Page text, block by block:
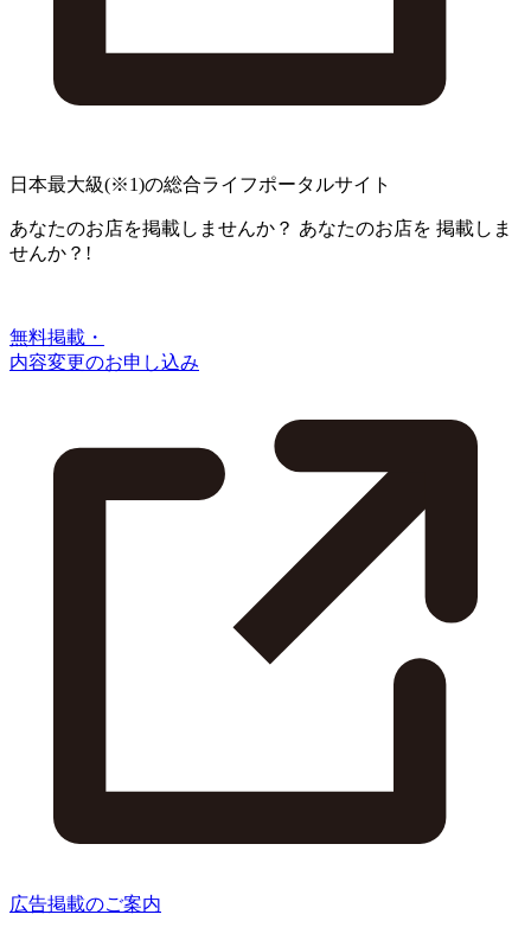
日本最大級(※1)の総合ライフポータルサイト
あなたのお店を掲載しませんか？ あなたのお店を 掲載しま
せんか？!
無料掲載・
内容変更のお申し込み
広告掲載のご案内